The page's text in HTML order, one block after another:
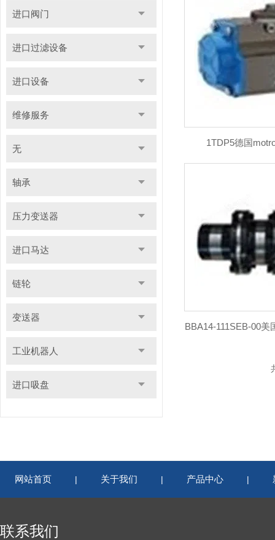
进口阀门
进口过滤设备
进口设备
维修服务
无
轴承
压力变送器
进口马达
链轮
变送器
工业机器人
进口吸盘
1TDP5德国
BBA14-111SEB-00美
网站首页 | 关于我们 | 产品中心 |
联系我们